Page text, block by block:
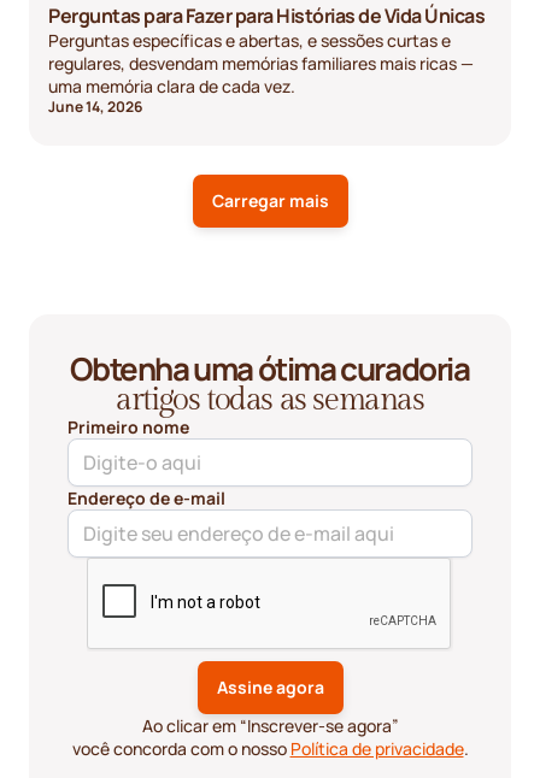
Perguntas para Fazer para Histórias de Vida Únicas
Perguntas específicas e abertas, e sessões curtas e
regulares, desvendam memórias familiares mais ricas —
uma memória clara de cada vez.
June 14, 2026
Carregar mais
Obtenha uma ótima curadoria
artigos todas as semanas
Primeiro nome
Endereço de e-mail
Ao clicar em “Inscrever-se agora”
você concorda com o nosso Política de privacidade.